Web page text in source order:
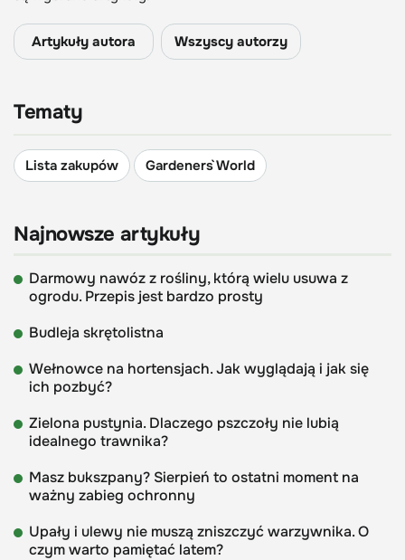
Artykuły autora Wszyscy autorzy
Tematy
Lista zakupów Gardeners` World
Najnowsze artykuły
Darmowy nawóz z rośliny, którą wielu usuwa z
ogrodu. Przepis jest bardzo prosty
Budleja skrętolistna
Wełnowce na hortensjach. Jak wyglądają i jak się
ich pozbyć?
Zielona pustynia. Dlaczego pszczoły nie lubią
idealnego trawnika?
Masz bukszpany? Sierpień to ostatni moment na
ważny zabieg ochronny
Upały i ulewy nie muszą zniszczyć warzywnika. O
czym warto pamiętać latem?